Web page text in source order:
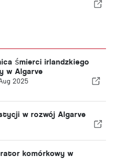
śmierci irlandzkiego
w Algarve
2025
w rozwój Algarve
komórkowy w